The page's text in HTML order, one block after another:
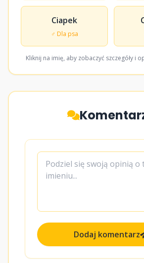
Ciapek
♂ Dla psa
Kliknij na imię, aby zobaczyć szczegóły i
Dodaj komentarz